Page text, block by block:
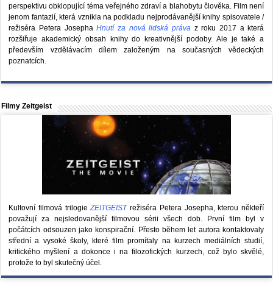
perspektivu obklopující téma veřejného zdraví a blahobytu člověka. Film není
jenom fantazií, která vznikla na podkladu nejprodávanější knihy spisovatele /
režiséra Petera JosephaHnutí za nová lidská práva z roku 2017 a která
rozšiřuje akademický obsah knihy do kreativnější podoby. Ale je také a
především vzdělávacím dílem založeným na současných vědeckých
poznatcích.
Filmy Zeitgeist
Kultovní filmová trilogieZEITGEISTrežiséra Petera Josepha, kterou někteří
považují za nejsledovanější filmovou sérii všech dob. První film byl v
počátcích odsouzen jako konspirační. Přesto během let autora kontaktovaly
střední a vysoké školy, které film promítaly na kurzech mediálních studií,
kritického myšlení a dokonce i na filozofických kurzech, což bylo skvělé,
protože to byl skutečný účel.